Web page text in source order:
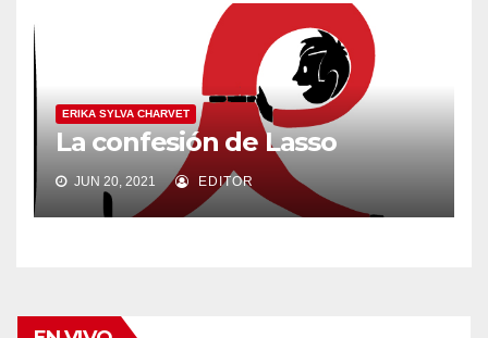
ERIKA SYLVA CHARVET
La confesión de Lasso
JUN 20, 2021 EDITOR